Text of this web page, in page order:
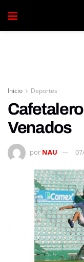
Inicio Deportes
Venados
por NAU